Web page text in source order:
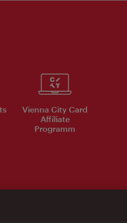
Vienna City Card
Affiliate
Programm